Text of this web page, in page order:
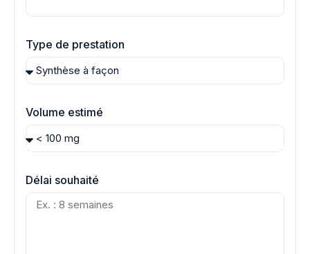
Type de prestation
Volume estimé
Délai souhaité